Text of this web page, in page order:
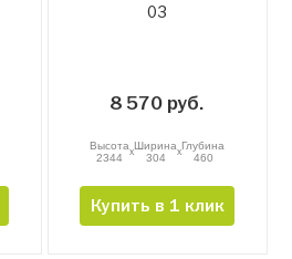
03
8 570 руб.
Высота
2344
xШирина
304
xГлубина
460
Купить в 1 клик